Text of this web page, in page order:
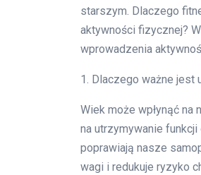
starszym. Dlaczego
aktywności fizycznej?
wprowadzenia
1. Dlaczego ważne jest
Wiek może wpłynąć
na utrzymywanie funkcji
poprawiają nasze
wagi i redukuje ryzyko